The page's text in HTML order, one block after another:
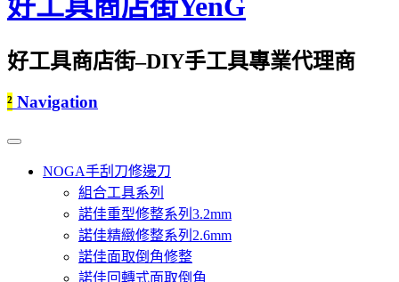
好工具商店街YenG
好工具商店街–DIY手工具專業代理商
² Navigation
NOGA手刮刀修邊刀
組合工具系列
諾佳重型修整系列3.2mm
諾佳精緻修整系列2.6mm
諾佳面取倒角修整
諾佳回轉式面取倒角